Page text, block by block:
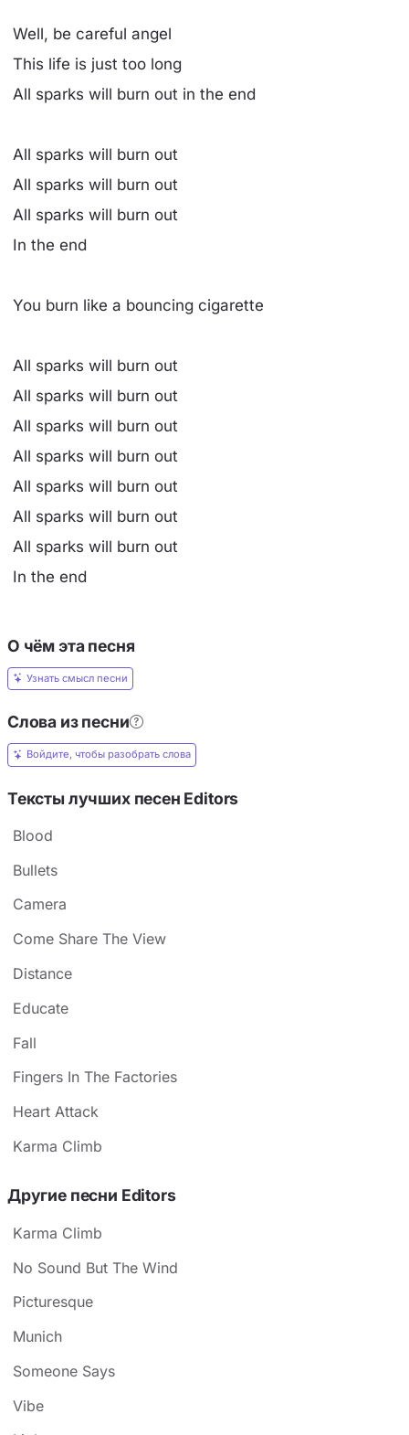
Well, be careful angel
This life is just too long
All sparks will burn out in the end
All sparks will burn out
All sparks will burn out
All sparks will burn out
In the end
You burn like a bouncing cigarette
All sparks will burn out
All sparks will burn out
All sparks will burn out
All sparks will burn out
All sparks will burn out
All sparks will burn out
All sparks will burn out
In the end
О чём эта песня
Узнать смысл песни
Слова из песни
Войдите, чтобы разобрать слова
Тексты лучших песен Editors
Blood
Bullets
Camera
Come Share The View
Distance
Educate
Fall
Fingers In The Factories
Heart Attack
Karma Climb
Другие песни Editors
Karma Climb
No Sound But The Wind
Picturesque
Munich
Someone Says
Vibe